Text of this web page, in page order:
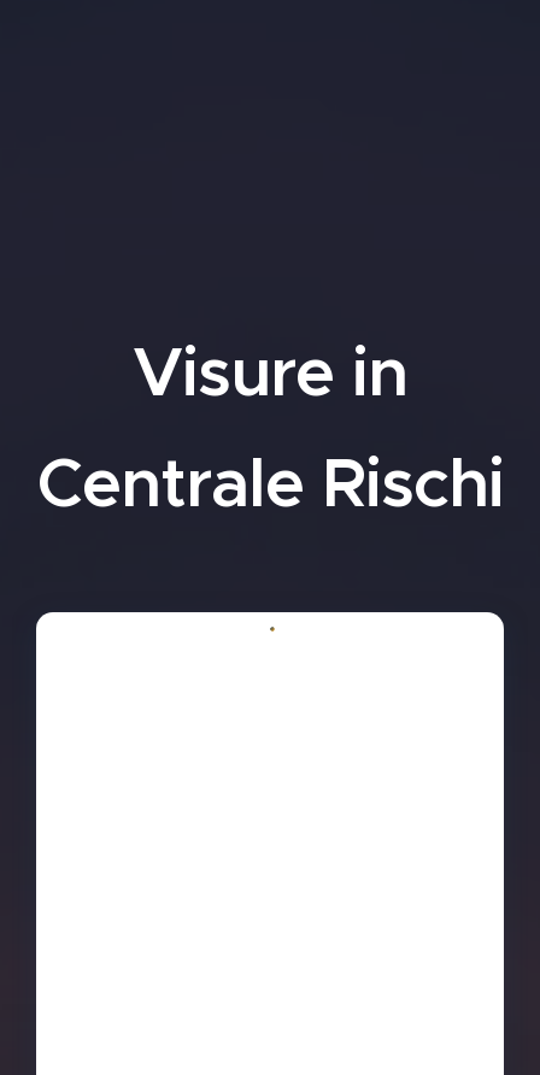
Visure in
Centrale Rischi